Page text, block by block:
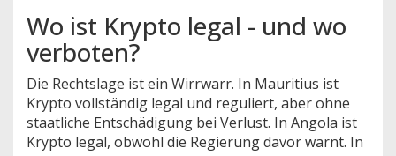
Wo ist Krypto legal - und wo
verboten?
Die Rechtslage ist ein Wirrwarr. In Mauritius ist
Krypto vollständig legal und reguliert, aber ohne
staatliche Entschädigung bei Verlust. In Angola ist
Krypto legal, obwohl die Regierung davor warnt. In